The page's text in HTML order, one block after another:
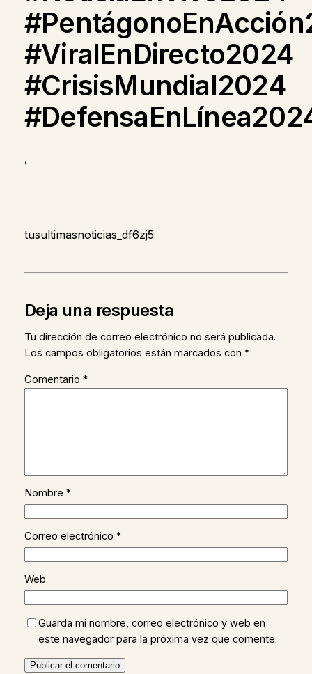
#ViralEnDirecto2024
#CrisisMundial2024
,
tusultimasnoticias_df6zj5
Deja una respuesta
Tu dirección de correo electrónico no será publicada.
Los campos obligatorios están marcados con *
Comentario *
Nombre *
Correo electrónico *
Web
Guarda mi nombre, correo electrónico y web en
este navegador para la próxima vez que comente.